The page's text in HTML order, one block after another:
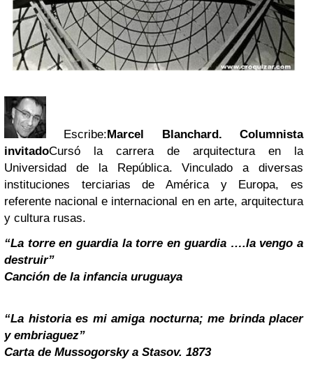
Escribe:Marcel Blanchard. Columnista
invitadoCursó la carrera de arquitectura en la
Universidad de la República. Vinculado a diversas
instituciones terciarias de América y Europa, es
referente nacional e internacional en en arte, arquitectura
y cultura rusas.
“La torre en guardia la torre en guardia ….la vengo a
destruir”
Canción de la infancia uruguaya
“La historia es mi amiga nocturna; me brinda placer
y embriaguez”
Carta de Mussogorsky a Stasov. 1873